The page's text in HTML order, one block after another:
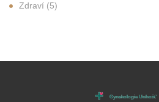
Zdraví (5)